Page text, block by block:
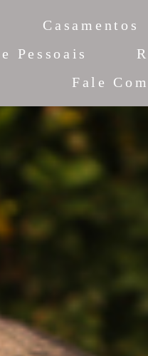
Casamentos
Pessoais
Fale